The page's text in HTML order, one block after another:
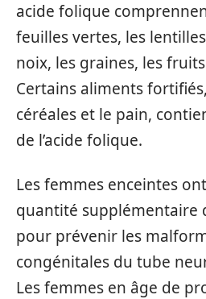
acide folique
feuilles vertes, les
noix, les graines, les
Certains aliments
céréales et le pain,
de l’acide folique.
Les femmes enceintes
quantité supplémentaire
pour prévenir les
congénitales du tube
Les femmes en âge de